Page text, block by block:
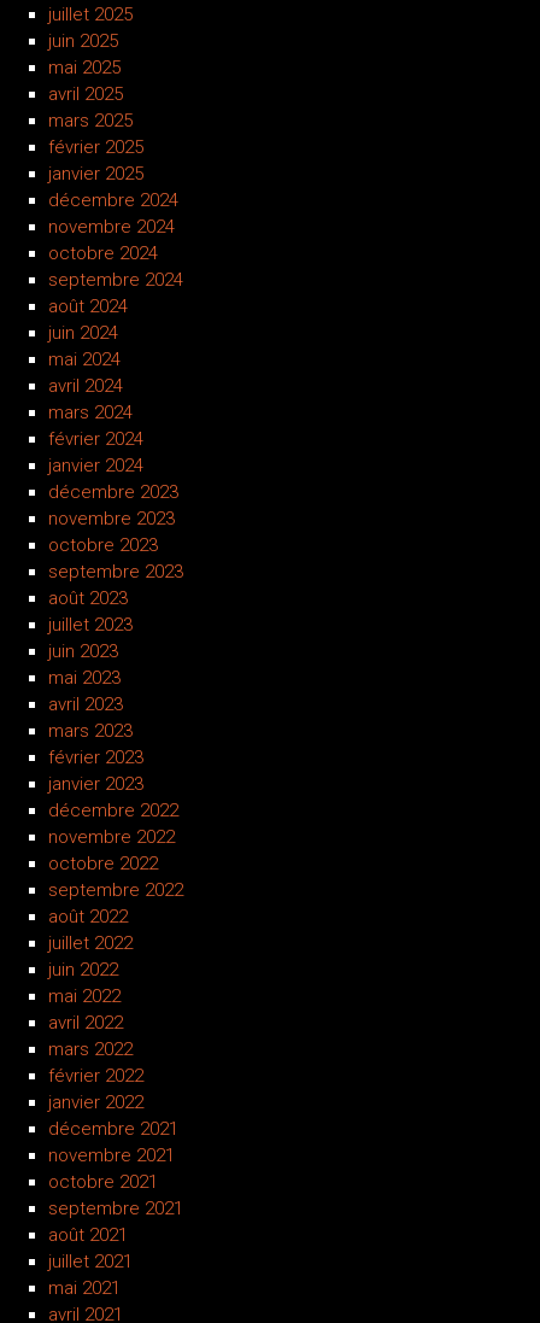
juillet 2025
juin 2025
mai 2025
avril 2025
mars 2025
février 2025
janvier 2025
décembre 2024
novembre 2024
octobre 2024
septembre 2024
août 2024
juin 2024
mai 2024
avril 2024
mars 2024
février 2024
janvier 2024
décembre 2023
novembre 2023
octobre 2023
septembre 2023
août 2023
juillet 2023
juin 2023
mai 2023
avril 2023
mars 2023
février 2023
janvier 2023
décembre 2022
novembre 2022
octobre 2022
septembre 2022
août 2022
juillet 2022
juin 2022
mai 2022
avril 2022
mars 2022
février 2022
janvier 2022
décembre 2021
novembre 2021
octobre 2021
septembre 2021
août 2021
juillet 2021
mai 2021
avril 2021